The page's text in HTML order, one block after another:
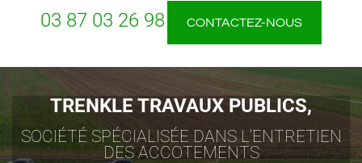
03 87 03 26 98 CONTACTEZ-NOUS
TRENKLE TRAVAUX PUBLICS,
SOCIÉTÉ SPÉCIALISÉE DANS L'ENTRETIEN
DES ACCOTEMENTS